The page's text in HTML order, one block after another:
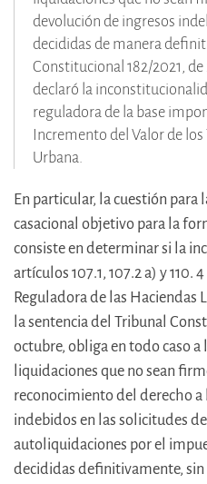
devolución de ingresos
decididas de manera
Constitucional 182/2021,
declaró la
reguladora de la base
Incremento del Valor de
Urbana.
En particular, la cuestión para
casacional objetivo para la
consiste en determinar si la
artículos 107.1, 107.2 a) y
Reguladora de las Haciendas
la sentencia del Tribunal
octubre, obliga en todo caso a
liquidaciones que no sean
reconocimiento del derecho
indebidos en las solicitudes
autoliquidaciones por el
decididas definitivamente,